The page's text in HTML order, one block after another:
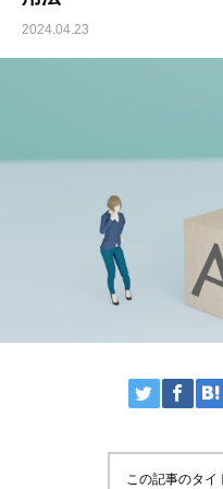
2024.04.23
この記事のタイ